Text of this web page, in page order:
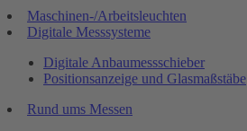
Maschinen-/Arbeitsleuchten
Digitale Messsysteme
Digitale Anbaumessschieber
Positionsanzeige und Glasmaßstäbe
Rund ums Messen